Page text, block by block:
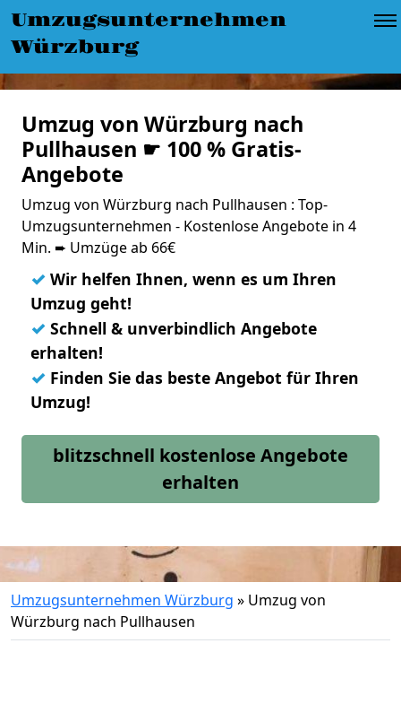
Umzugsunternehmen
Würzburg
Umzug von Würzburg nach
Pullhausen ☛ 100 % Gratis-
Angebote
Umzug von Würzburg nach Pullhausen : Top-
Umzugsunternehmen - Kostenlose Angebote in 4
Min. ➨ Umzüge ab 66€
✓ Wir helfen Ihnen, wenn es um Ihren
Umzug geht!
✓ Schnell & unverbindlich Angebote
erhalten!
✓ Finden Sie das beste Angebot für Ihren
Umzug!
blitzschnell kostenlose Angebote
erhalten
Umzugsunternehmen Würzburg » Umzug von
Würzburg nach Pullhausen